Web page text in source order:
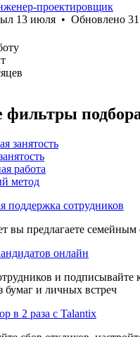
проектировщик
13 июля • Обновлено
занятость
работа
метод
поддержка сотрудников
вы предлагаете семейным
онлайн
и подписывайте
бумаг и личных встреч
в 2 раза с Talantix